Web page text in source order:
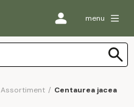
menu
Assortiment / Centaurea jacea